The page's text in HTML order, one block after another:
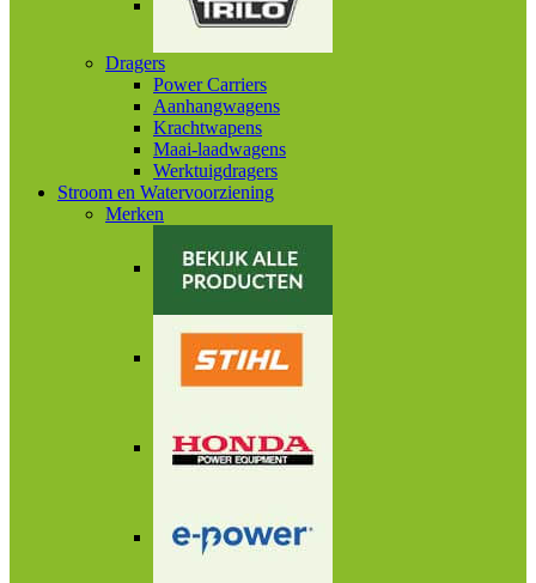
Dragers
Power Carriers
Aanhangwagens
Krachtwapens
Maai-laadwagens
Werktuigdragers
Stroom en Watervoorziening
Merken